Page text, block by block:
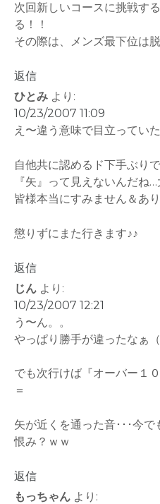
ン
次回新しいコースに挑戦す
る！！
その際は、メンズ最下位は
返信
ひとみ より:
10/23/2007 11:09
え〜違う意味で目立ってい
自他共に認めるド下手ぶり
『矢』って見えないんだね
皆様本当にすみません＆あ
懲りずにまた行きます♪♪
返信
じん より:
10/23/2007 12:21
う〜ん。。
やっぱり勝手が違ったなぁ（
でも次行けば『オーバー１
＝
矢が近くを通った音･･･今で
恨み？ｗｗ
返信
もっちゃん より: